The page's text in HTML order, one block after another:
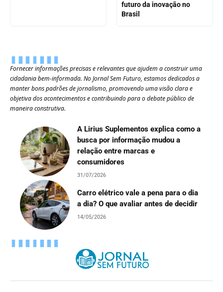
futuro da inovação no
Brasil
Fornecer informações precisas e relevantes que ajudem a construir uma
cidadania bem-informada. No Jornal Sem Futuro, estamos dedicados a
manter bons padrões de jornalismo, promovendo uma visão clara e
objetiva dos acontecimentos e contribuindo para o debate público de
maneira construtiva.
A Lirius Suplementos explica como a
busca por informação mudou a
relação entre marcas e
consumidores
31/07/2026
Carro elétrico vale a pena para o dia
a dia? O que avaliar antes de decidir
14/05/2026